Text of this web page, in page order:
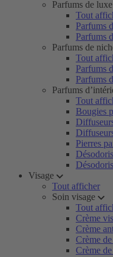
Parfums de luxe
Tout
Parfums
Parfums
Parfums de
Tout
Parfums
Parfums
Parfums
Tout
Bougies
Pierres
Visage
Tout afficher
Soin visage
Tout
Crème
Crème
Crème
Crème